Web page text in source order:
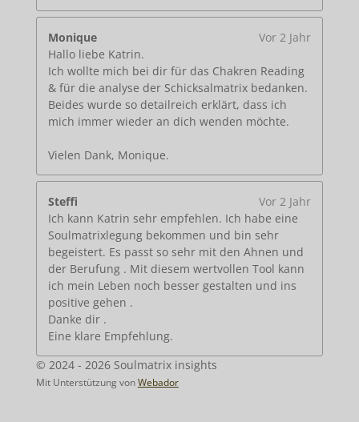
Monique
Vor 2 Jahr
Hallo liebe Katrin.
Ich wollte mich bei dir für das Chakren Reading
& für die analyse der Schicksalmatrix bedanken.
Beides wurde so detailreich erklärt, dass ich
mich immer wieder an dich wenden möchte.
Vielen Dank, Monique.
Steffi
Vor 2 Jahr
Ich kann Katrin sehr empfehlen. Ich habe eine
Soulmatrixlegung bekommen und bin sehr
begeistert. Es passt so sehr mit den Ahnen und
der Berufung . Mit diesem wertvollen Tool kann
ich mein Leben noch besser gestalten und ins
positive gehen .
Danke dir .
Eine klare Empfehlung.
© 2024 - 2026 Soulmatrix insights
Mit Unterstützung von Webador